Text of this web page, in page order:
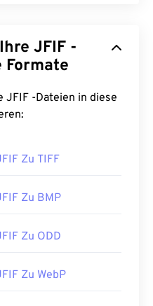
-
Formate
Zu TIFF
Zu BMP
Zu ODD
Zu WebP